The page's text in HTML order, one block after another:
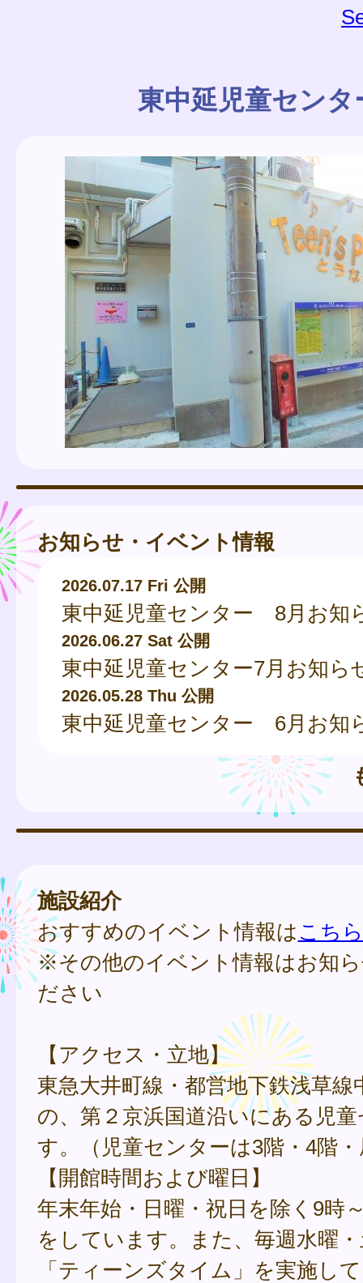
東中延児童センタ
お知らせ・イベント情報
2026.07.17 Fri 公開
東中延児童センター 8月お知
2026.06.27 Sat 公開
東中延児童センター7月お知ら
2026.05.28 Thu 公開
東中延児童センター 6月お知
施設紹介
おすすめのイベント情報は こちら
※その他のイベント情報はお知
ださい
【アクセス・立地】
東急大井町線・都営地下鉄浅草線
の、第２京浜国道沿いにある児
す。（児童センターは3階・4階
【開館時間および曜日】
年末年始・日曜・祝日を除く9時
をしています。また、毎週水曜
「ティーンズタイム」を実施し